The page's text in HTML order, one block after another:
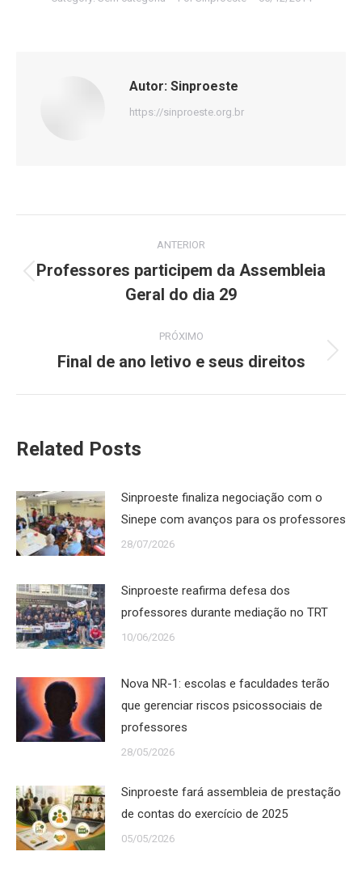
Autor: Sinproeste
https://sinproeste.org.br
de
ANTERIOR
Post
anterior:
Professores participem da Assembleia
Geral do dia 29
PRÓXIMO
Próximo
Final de ano letivo e seus direitos
Related Posts
Sinproeste finaliza negociação com o
Sinepe com avanços para os professores
28/07/2026
Sinproeste reafirma defesa dos
professores durante mediação no TRT
10/06/2026
Nova NR-1: escolas e faculdades terão
que gerenciar riscos psicossociais de
professores
28/05/2026
Sinproeste fará assembleia de prestação
de contas do exercício de 2025
05/05/2026